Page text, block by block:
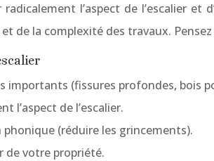
l’aspect de l’escalier et
de la complexité des travaux.
importants (fissures profondes, bois
l’aspect de l’escalier.
phonique (réduire les grincements).
de votre propriété.